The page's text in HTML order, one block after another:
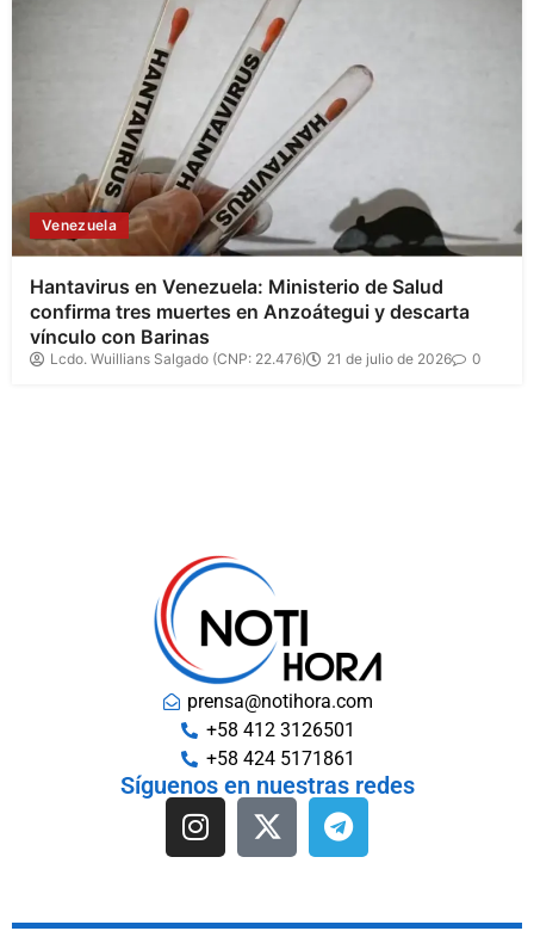
Venezuela
Hantavirus en Venezuela: Ministerio de Salud
confirma tres muertes en Anzoátegui y descarta
vínculo con Barinas
Lcdo. Wuillians Salgado (CNP: 22.476) 21 de julio de 2026 0
prensa@notihora.com
+58 412 3126501
+58 424 5171861
Síguenos en nuestras redes